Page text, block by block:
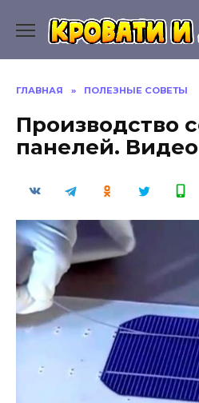
содержанию
ГЛАВНАЯ » ПОЛЕЗНЫЕ СОВЕТЫ
Производство
панелей. Видео